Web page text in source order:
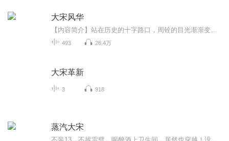
大宋风华
493 26.4万
大宋革新
3 918
蒸汽大宋